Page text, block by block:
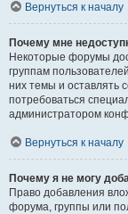
Вернуться к началу
Почему мне
Некоторые форумы
группам
них темы и оставлять
потребоваться
администратором
Вернуться к началу
Почему я не могу
Право добавления
форума, группы или